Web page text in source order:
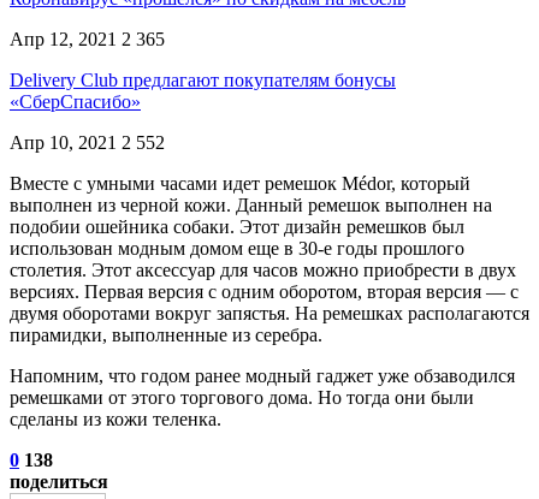
Апр 12, 2021 2 365
Delivery Club предлагают покупателям бонусы
«СберСпасибо»
Апр 10, 2021 2 552
Вместе с умными часами идет ремешок Médor, который
выполнен из черной кожи. Данный ремешок выполнен на
подобии ошейника собаки. Этот дизайн ремешков был
использован модным домом еще в 30-е годы прошлого
столетия. Этот аксессуар для часов можно приобрести в двух
версиях. Первая версия с одним оборотом, вторая версия — с
двумя оборотами вокруг запястья. На ремешках располагаются
пирамидки, выполненные из серебра.
Напомним, что годом ранее модный гаджет уже обзаводился
ремешками от этого торгового дома. Но тогда они были
сделаны из кожи теленка.
0 138
поделиться